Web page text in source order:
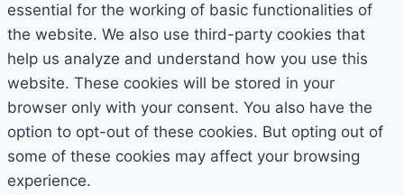
essential for the working of basic functionalities of
the website. We also use third-party cookies that
help us analyze and understand how you use this
website. These cookies will be stored in your
browser only with your consent. You also have the
option to opt-out of these cookies. But opting out of
some of these cookies may affect your browsing
experience.